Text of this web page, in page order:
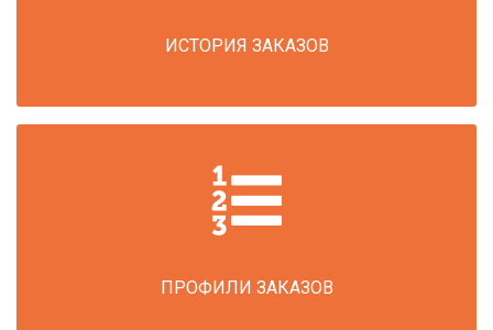
ИСТОРИЯ ЗАКАЗОВ
ПРОФИЛИ ЗАКАЗОВ